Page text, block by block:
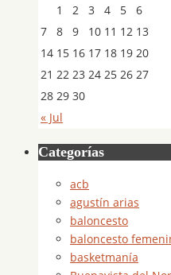
« Jul
1 2 3 4 5
6
7
8 9 10 11 12 13
14 15 16 17 18 19 20
21 22 23 24 25 26 27
28 29 30
Categorías
acb
agustín arias
baloncesto
baloncesto
basketmanía